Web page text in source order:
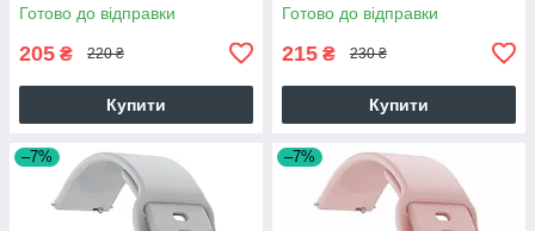
Готово до відправки
205 ₴ 220 ₴
Купити
Готово до відправки
215 ₴ 230 ₴
Купити
–7% –7%